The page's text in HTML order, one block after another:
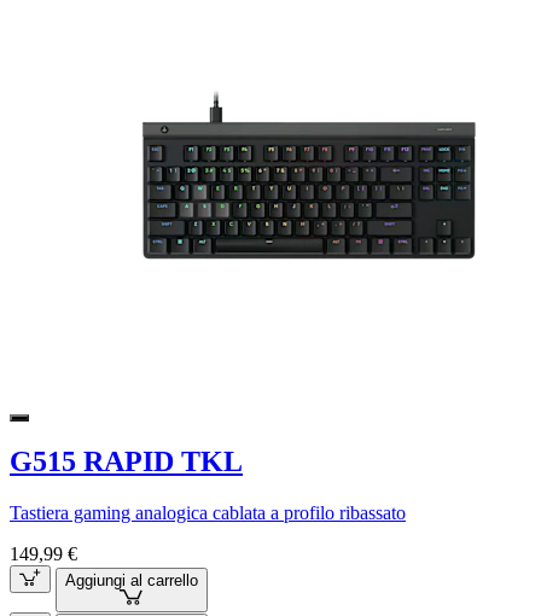
G515 RAPID TKL
Tastiera gaming analogica cablata a profilo ribassato
149,99 €
Aggiungi al carrello